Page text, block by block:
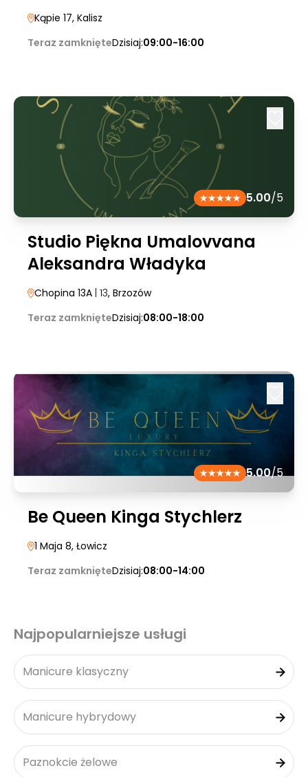
Kąpie 17, Kalisz
Teraz zamknięteDzisiaj:09:00-16:00
5.00/5
Studio Piękna Umalovvana
Aleksandra Władyka
Chopina 13A | 13, Brzozów
Teraz zamknięteDzisiaj:08:00-18:00
5.00/5
Be Queen Kinga Stychlerz
1 Maja 8, Łowicz
Teraz zamknięteDzisiaj:08:00-14:00
Najpopularniejsze usługi
Manicure klasyczny
Manicure hybrydowy
Paznokcie żelowe